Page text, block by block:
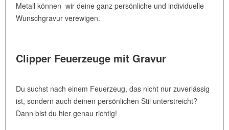
Metall können wir deine ganz persönliche und individuelle
Wunschgravur verewigen.
Clipper Feuerzeuge mit Gravur
Du suchst nach einem Feuerzeug, das nicht nur zuverlässig
ist, sondern auch deinen persönlichen Stil unterstreicht?
Dann bist du hier genau richtig!